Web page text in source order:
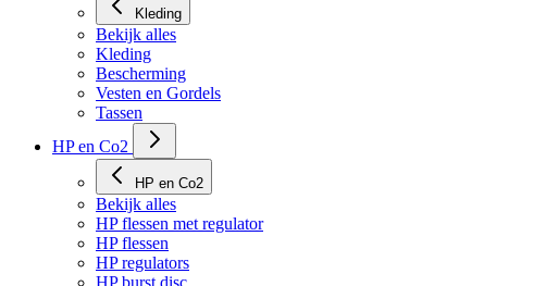
Kleding
Bekijk alles
Kleding
Bescherming
Vesten en Gordels
Tassen
HP en Co2
HP en Co2
Bekijk alles
HP flessen met regulator
HP flessen
HP regulators
HP burst disc